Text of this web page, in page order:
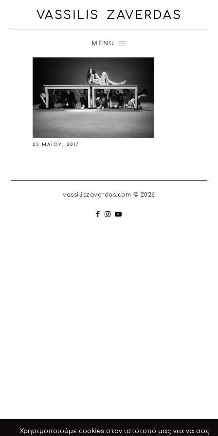
VASSILIS ZAVERDAS
MENU
23 ΜΑΪ́ΟΥ, 2017
vassiliszaverdas.com © 2026
Χρησιμοποιούμε cookies στον ιστότοπό μας για να σας